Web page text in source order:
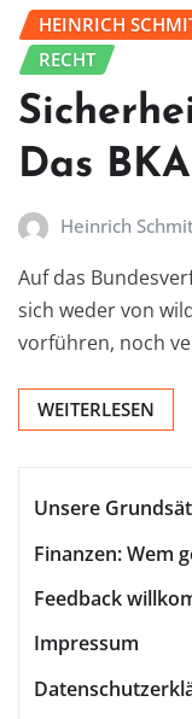
HEINRICH
RECHT
Das
Heinrich
Auf das
sich weder von
vorführen, noch
WEITERLESEN
Unsere
Finanzen: Wem
Feedback
Impressum